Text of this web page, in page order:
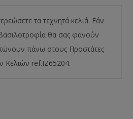
τα τεχνητά κελιά. Εάν
θα σας φανούν
πάνω στους Προστάτες
Κελιών ref.IZ65204.